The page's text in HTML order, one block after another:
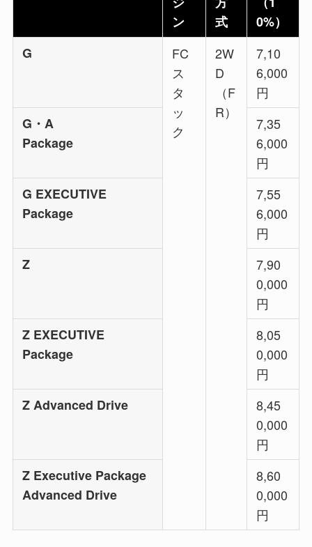
ン
式
0%）
G
FC
ス
タ
ッ
ク
2W
D
（F
R）
7,10
6,000
円
G・A
Package
7,35
6,000
円
G EXECUTIVE
Package
7,55
6,000
円
Z
7,90
0,000
円
Z EXECUTIVE
Package
8,05
0,000
円
Z Advanced Drive
8,45
0,000
円
Z Executive Package
Advanced Drive
8,60
0,000
円